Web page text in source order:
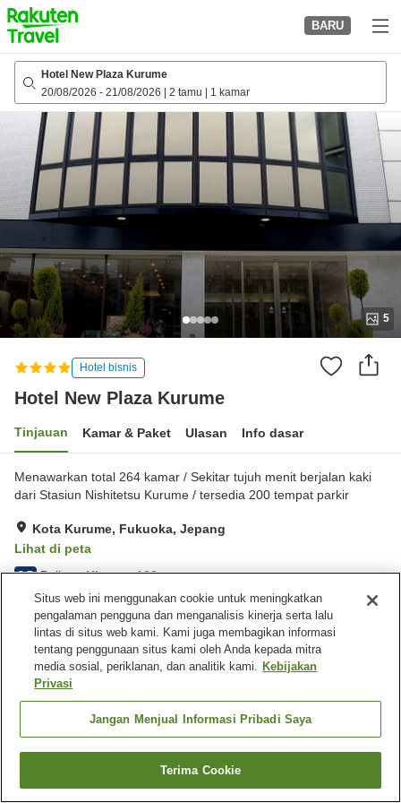
to
top
page
BARU
Hotel New Plaza Kurume
20/08/2026 - 21/08/2026 2 tamu 1 kamar
5
Hotel bisnis
Hotel New Plaza Kurume
Tinjauan Kamar & Paket Ulasan Info dasar
Menawarkan total 264 kamar / Sekitar tujuh menit berjalan kaki
dari Stasiun Nishitetsu Kurume / tersedia 200 tempat parkir
Kota Kurume, Fukuoka, Jepang
Lihat di peta
3.7 Baik Ulasan:132
Fasilitas properti
Tempat parkir
Spa / Salon kecantikan
Restoran
Kafe
Jepang Fukuoka
Kota Kurume
Hotel New Plaza Kurume
Cari kamar
Situs web ini menggunakan cookie untuk meningkatkan
pengalaman pengguna dan menganalisis kinerja serta lalu
lintas di situs web kami. Kami juga membagikan informasi
tentang penggunaan situs kami oleh Anda kepada mitra
media sosial, periklanan, dan analitik kami. Kebijakan
Privasi
Jangan Menjual Informasi Pribadi Saya
Terima Cookie